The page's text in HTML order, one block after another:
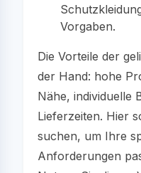
Vorgaben.
Die Vorteile der
der Hand: hohe
Nähe, individuelle
Lieferzeiten. Hier
suchen, um Ihre
Anforderungen